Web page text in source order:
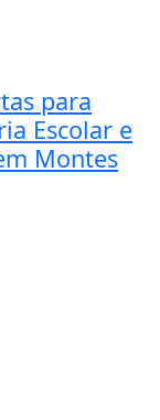
para
Escolar e
Montes